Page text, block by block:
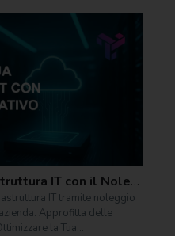
Ottimizzare la Tua Infrastruttura IT con il Noleggio Operativo
IT tramite noleggio
Approfitta delle
la Tua...